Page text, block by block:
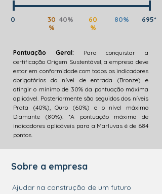
Sobre a empresa
Ajudar na construção de um futuro
0
30
%
40%
60
%
80% 695*
Pontuação Geral: Para conquistar a
certificação Origem Sustentável, a empresa deve
estar em conformidade com todos os indicadores
obrigatórios do nível de entrada (Bronze) e
atingir o mínimo de 30% da pontuação máxima
aplicável. Posteriormente são seguidos dos níveis
Prata (40%), Ouro (60%) e o nível máximo
Diamante (80%). *A pontuação máxima de
indicadores aplicáveis para a Marluvas é de 684
pontos.